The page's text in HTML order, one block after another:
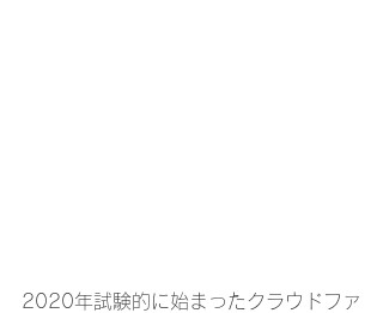
2020年試験的に始まったクラウドファ